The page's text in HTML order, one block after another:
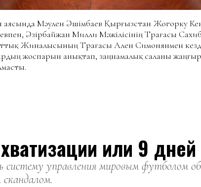
аясында Мәулен Әшімбаев Қырғызстан Жогорку
Әзірбайжан Милли Мәжілісінің Төрағасы
Жиналысының Төрағасы Ален Симонянмен
жоспарын анықтап, заңнамалық саланы
или 9
управления мировым футболом